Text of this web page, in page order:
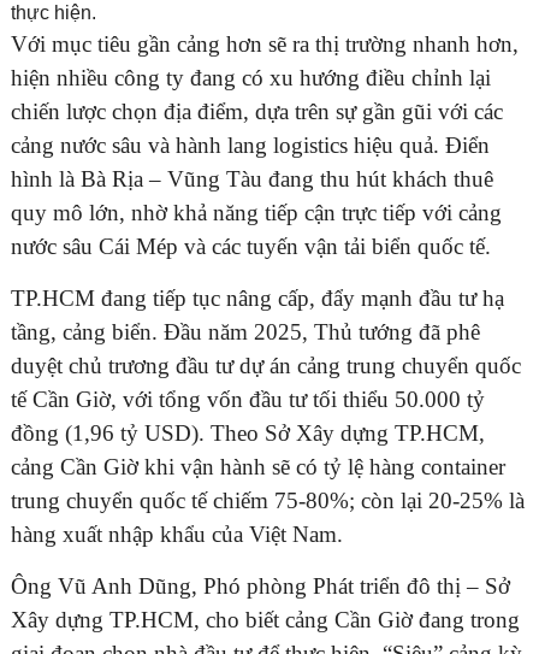
thực hiện.
Với mục tiêu gần cảng hơn sẽ ra thị trường nhanh hơn,
hiện nhiều công ty đang có xu hướng điều chỉnh lại
chiến lược chọn địa điểm, dựa trên sự gần gũi với các
cảng nước sâu và hành lang logistics hiệu quả. Điển
hình là Bà Rịa – Vũng Tàu đang thu hút khách thuê
quy mô lớn, nhờ khả năng tiếp cận trực tiếp với cảng
nước sâu Cái Mép và các tuyến vận tải biển quốc tế.
TP.HCM đang tiếp tục nâng cấp, đẩy mạnh đầu tư hạ
tầng, cảng biển. Đầu năm 2025, Thủ tướng đã phê
duyệt chủ trương đầu tư dự án cảng trung chuyển quốc
tế Cần Giờ, với tổng vốn đầu tư tối thiểu 50.000 tỷ
đồng (1,96 tỷ USD). Theo Sở Xây dựng TP.HCM,
cảng Cần Giờ khi vận hành sẽ có tỷ lệ hàng container
trung chuyển quốc tế chiếm 75-80%; còn lại 20-25% là
hàng xuất nhập khẩu của Việt Nam.
Ông Vũ Anh Dũng, Phó phòng Phát triển đô thị – Sở
Xây dựng TP.HCM, cho biết cảng Cần Giờ đang trong